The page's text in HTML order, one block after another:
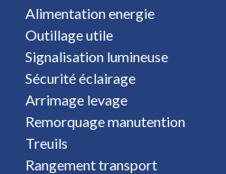
Alimentation energie
Outillage utile
Signalisation lumineuse
Sécurité éclairage
Arrimage levage
Remorquage manutention
Treuils
Rangement transport